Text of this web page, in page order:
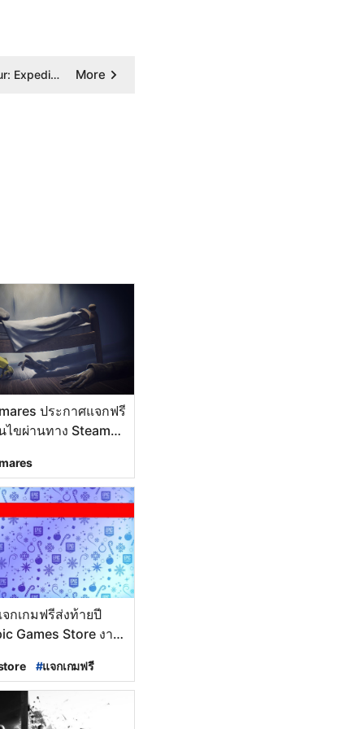
" Dream Voice Studio " ประกาศปล่อยโปรเจกต์ Mod พากย์ไทยให้กับเกม Clair Obscur: Expedition 33 Demo ไปใช้งานกันแบบฟรี ๆ More
ประกาศแจกฟรี
ไขผ่านทาง Steam
#เกมฟรี
#เกมฟรี_น่าเล่น
Steam #เกมsteam
กเกมฟรีส่งท้ายปี
Games Store งาน
#แจกเกมฟรี
#เกมฟรีepic
มน่าเล่น
PCgame